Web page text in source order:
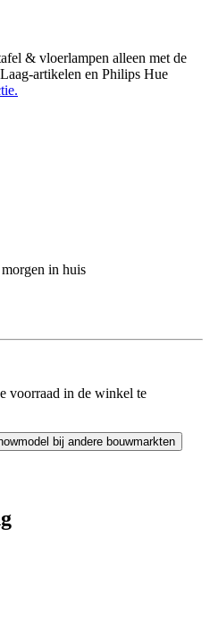
& vloerlampen alleen met de
artikelen en Philips Hue
in huis
voorraad in de winkel te
bij andere bouwmarkten